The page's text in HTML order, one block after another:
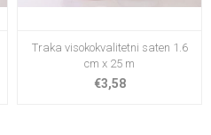
Traka visokokvalitetni saten 1.6
cm x 25 m
€3,58